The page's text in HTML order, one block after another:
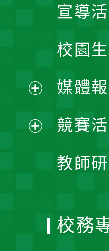
宣導
校園
媒體
競賽
教師
開
校務